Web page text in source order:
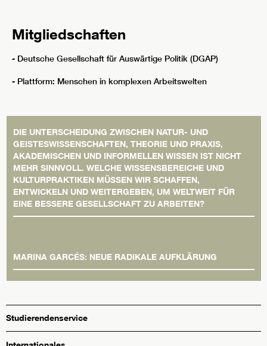
Mitgliedschaften
- Deutsche Gesellschaft für Auswärtige Politik (DGAP)
- Plattform: Menschen in komplexen Arbeitswelten
DIE UNTERSCHEIDUNG ZWISCHEN NATUR- UND
GEISTESWISSENSCHAFTEN, THEORIE UND PRAXIS,
AKADEMISCHEN UND INFORMELLEN WISSEN IST NICHT
MEHR SINNVOLL. WELCHE WISSENSBEREICHE UND
KULTURPRAKTIKEN MÜSSEN WIR SCHAFFEN,
ENTWICKELN UND WEITERGEBEN, UM WELTWEIT FÜR
EINE BESSERE GESELLSCHAFT ZU ARBEITEN?
MARINA GARCÉS: NEUE RADIKALE AUFKLÄRUNG
Studierendenservice